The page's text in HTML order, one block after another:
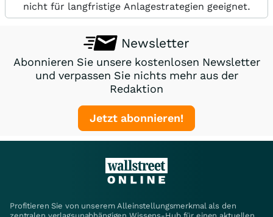
nicht für langfristige Anlagestrategien geeignet.
Newsletter
Abonnieren Sie unsere kostenlosen Newsletter
und verpassen Sie nichts mehr aus der
Redaktion
Jetzt abonnieren!
Profitieren Sie von unserem Alleinstellungsmerkmal als den